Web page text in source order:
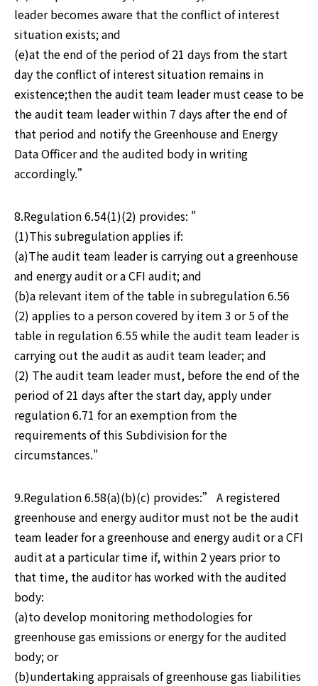
leader becomes aware that the conflict of interest
situation exists; and
(e)at the end of the period of 21 days from the start
day the conflict of interest situation remains in
existence;then the audit team leader must cease to be
the audit team leader within 7 days after the end of
that period and notify the Greenhouse and Energy
Data Officer and the audited body in writing
accordingly.”
8.Regulation 6.54(1)(2) provides: "
(1)This subregulation applies if:
(a)The audit team leader is carrying out a greenhouse
and energy audit or a CFI audit; and
(b)a relevant item of the table in subregulation 6.56
(2) applies to a person covered by item 3 or 5 of the
table in regulation 6.55 while the audit team leader is
carrying out the audit as audit team leader; and
(2) The audit team leader must, before the end of the
period of 21 days after the start day, apply under
regulation 6.71 for an exemption from the
requirements of this Subdivision for the
circumstances."
9.Regulation 6.58(a)(b)(c) provides:” A registered
greenhouse and energy auditor must not be the audit
team leader for a greenhouse and energy audit or a CFI
audit at a particular time if, within 2 years prior to
that time, the auditor has worked with the audited
body:
(a)to develop monitoring methodologies for
greenhouse gas emissions or energy for the audited
body; or
(b)undertaking appraisals of greenhouse gas liabilities